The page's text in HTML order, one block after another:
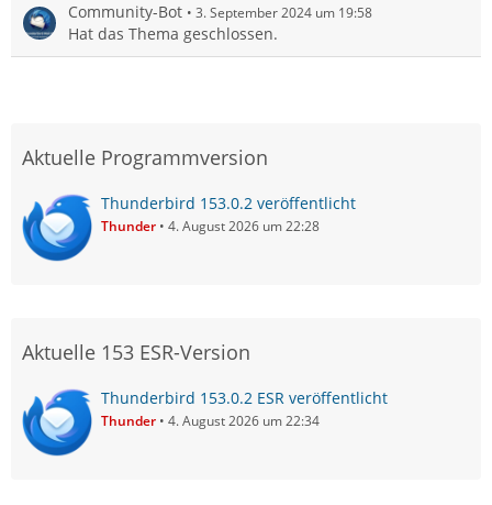
Community-Bot 3. September 2024 um 19:58
Hat das Thema geschlossen.
Aktuelle Programmversion
Thunderbird 153.0.2 veröffentlicht
Thunder 4. August 2026 um 22:28
Aktuelle 153 ESR-Version
Thunderbird 153.0.2 ESR veröffentlicht
Thunder 4. August 2026 um 22:34